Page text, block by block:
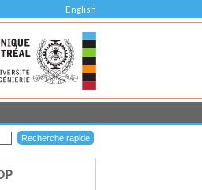
English